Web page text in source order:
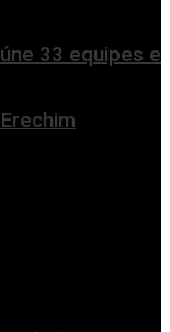
33 equipes e